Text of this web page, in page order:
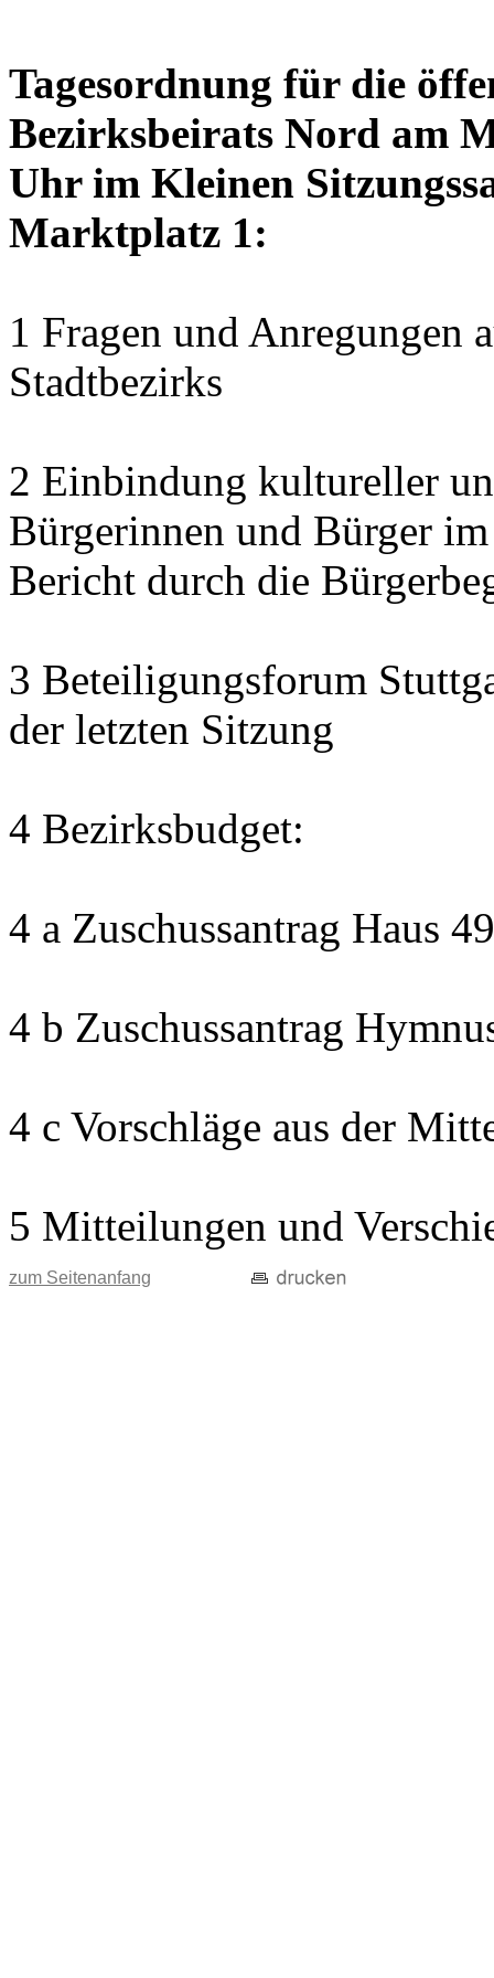
Tagesordnung für die
Bezirksbeirats Nord am
Uhr im Kleinen
Marktplatz 1:
1 Fragen und Anregungen
Stadtbezirks
2 Einbindung kultureller
Bürgerinnen und Bürger
Bericht durch die
3 Beteiligungsforum
der letzten Sitzung
4 Bezirksbudget:
4 a Zuschussantrag Haus 49
4 b Zuschussantrag
4 c Vorschläge aus der
5 Mitteilungen und
zum Seitenanfang